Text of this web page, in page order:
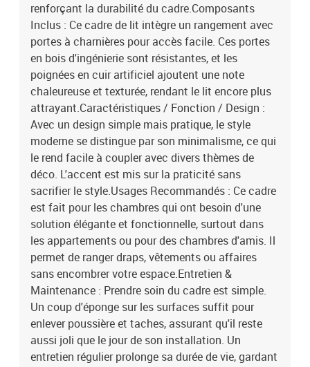
double britannique (135 cm x 190 cm ou 54" x 75")Poids maximal:
200 kgNombre maximal de personnes: 2DurableHauteur du lit
:31,5 cmTaille de matelas compatible :135 x 190 cm (L x
H)Assemblage requis: OuiContenant de la livraison:1 x Cadre de lit
de rangementEAN: 8721158896209SKU: 3335440Brand: vidaXL
renforçant la durabilité du cadre.Composants
Inclus : Ce cadre de lit intègre un rangement avec
portes à charnières pour accès facile. Ces portes
en bois d'ingénierie sont résistantes, et les
poignées en cuir artificiel ajoutent une note
chaleureuse et texturée, rendant le lit encore plus
attrayant.Caractéristiques / Fonction / Design :
Avec un design simple mais pratique, le style
moderne se distingue par son minimalisme, ce qui
le rend facile à coupler avec divers thèmes de
déco. L'accent est mis sur la praticité sans
sacrifier le style.Usages Recommandés : Ce cadre
est fait pour les chambres qui ont besoin d'une
solution élégante et fonctionnelle, surtout dans
les appartements ou pour des chambres d'amis. Il
permet de ranger draps, vêtements ou affaires
sans encombrer votre espace.Entretien &
Maintenance : Prendre soin du cadre est simple.
Un coup d'éponge sur les surfaces suffit pour
enlever poussière et taches, assurant qu'il reste
aussi joli que le jour de son installation. Un
entretien régulier prolonge sa durée de vie, gardant